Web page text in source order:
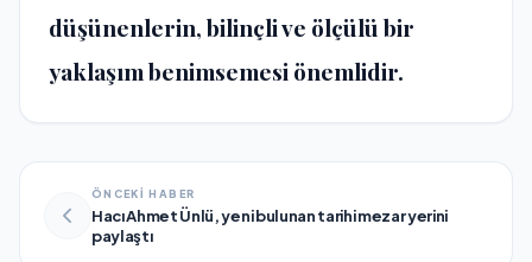
düşünenlerin, bilinçli ve ölçülü bir
yaklaşım benimsemesi önemlidir.
ÖNCEKİ HABER
Hacı Ahmet Ünlü, yeni bulunan tarihi mezar yerini
paylaştı